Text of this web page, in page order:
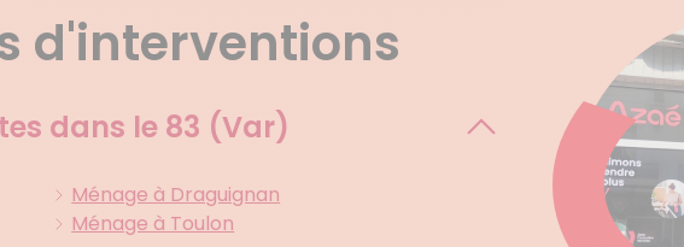
d'interventions
dans le 83 (Var)
Ménage à Draguignan
Ménage à Toulon